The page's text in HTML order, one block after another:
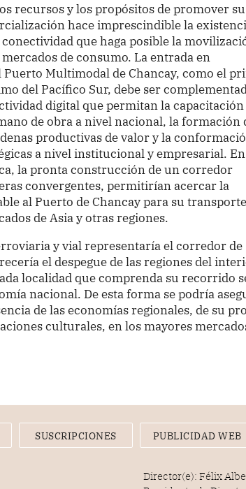
recursos y los propósitos de promover su
hace imprescindible la
que haga posible la
de consumo. La entrada en
Multimodal de Chancay, como el
del Pacífico Sur, debe ser
digital que permitan la capacitación
de obra a nivel nacional, la formación
productivas de valor y la
a nivel institucional y empresarial.
la pronta construcción de un corredor
convergentes, permitirían acercar la
al Puerto de Chancay para su
de Asia y otras regiones.
y vial representaría el corredor de
el despegue de las regiones del
localidad que comprenda su recorrido
nacional. De esta forma se podría
de las economías regionales, de su
culturales, en los mayores
SUSCRIPCIONES PUBLICIDAD WEB
Director(e): Félix